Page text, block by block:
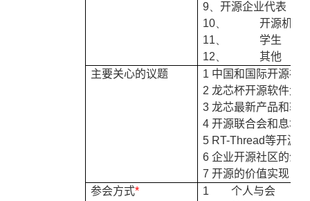
9、开源企业代表
10、
开源机构
11、
学生
12、
其他
主要关心的议题
1 中国和国际开源社
2龙芯杯开源软件大
3龙芯最新产品和软
4开源联合会和息壤
5 RT-Thread等开源
6企业开源社区的介
7开源的价值实现
参会方式* 1
个人与会